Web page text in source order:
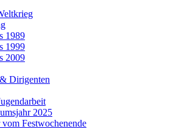
1989
1999
2009
Dirigenten
2025
Festwochenende